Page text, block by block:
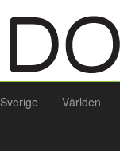
Sverige Världen